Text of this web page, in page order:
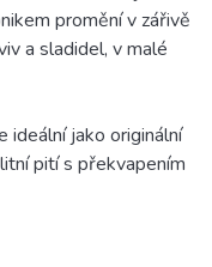
promění v zářivě
a sladidel, v malé
ideální jako originální
pití s překvapením